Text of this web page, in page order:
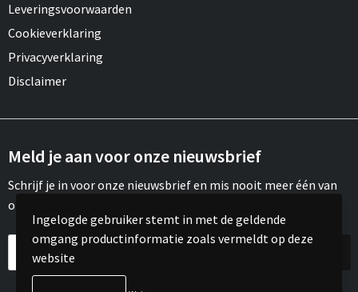
Leveringsvoorwaarden
Cookieverklaring
Privacyverklaring
Disclaimer
Meld je aan voor onze nieuwsbrief
Schrijf je in voor onze nieuwsbrief en mis nooit meer één van
onze leuke aanbiedingen of updates.
Ingelogde gebruiker stemt in met de geldende
omgang productinformatie zoals vermeldt op deze
website